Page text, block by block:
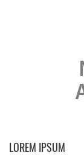
LOREM IPSUM